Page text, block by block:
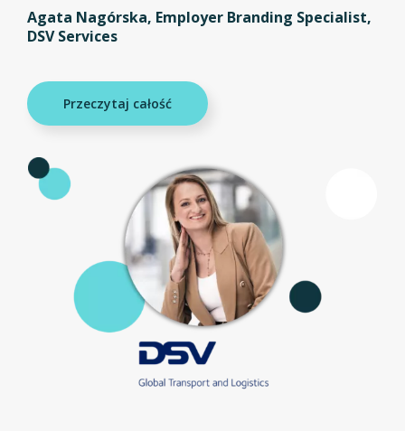
Agata Nagórska, Employer Branding Specialist,
DSV Services
Przeczytaj całość